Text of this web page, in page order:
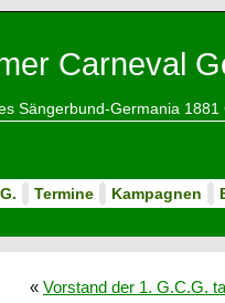
Carneval
Sängerbund-Germania 1881
Termine Kampagnen
« Vorstand der 1. G.C.G.